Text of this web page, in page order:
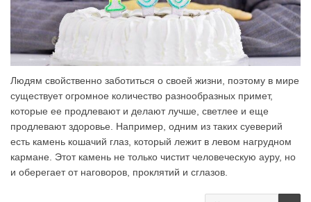
Людям свойственно заботиться о своей жизни, поэтому в мире
существует огромное количество разнообразных примет,
которые ее продлевают и делают лучше, светлее и еще
продлевают здоровье. Например, одним из таких суеверий
есть камень кошачий глаз, который лежит в левом нагрудном
кармане. Этот камень не только чистит человеческую ауру, но
и оберегает от наговоров, проклятий и сглазов.